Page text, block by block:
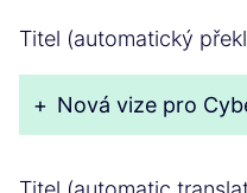
Titel (automatický
+ Nová vize pro